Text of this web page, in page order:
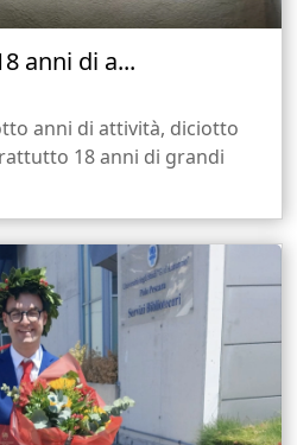
anni di a...
anni di attività, diciotto
18 anni di grandi